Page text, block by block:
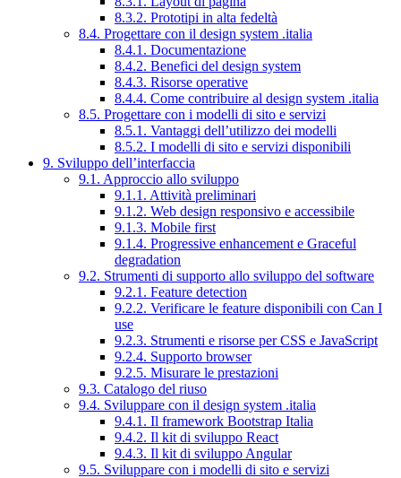
8.3.2. Prototipi in alta fedeltà
8.4. Progettare con il design system .italia
8.4.1. Documentazione
8.4.2. Benefici del design system
8.4.3. Risorse operative
8.4.4. Come contribuire al design system .italia
8.5. Progettare con i modelli di sito e servizi
8.5.1. Vantaggi dell’utilizzo dei modelli
8.5.2. I modelli di sito e servizi disponibili
9. Sviluppo dell’interfaccia
9.1. Approccio allo sviluppo
9.1.1. Attività preliminari
9.1.2. Web design responsivo e accessibile
9.1.3. Mobile first
9.1.4. Progressive enhancement e Graceful
degradation
9.2. Strumenti di supporto allo sviluppo del software
9.2.1. Feature detection
9.2.2. Verificare le feature disponibili con Can I
use
9.2.3. Strumenti e risorse per CSS e JavaScript
9.2.4. Supporto browser
9.2.5. Misurare le prestazioni
9.3. Catalogo del riuso
9.4. Sviluppare con il design system .italia
9.4.1. Il framework Bootstrap Italia
9.4.2. Il kit di sviluppo React
9.4.3. Il kit di sviluppo Angular
9.5. Sviluppare con i modelli di sito e servizi